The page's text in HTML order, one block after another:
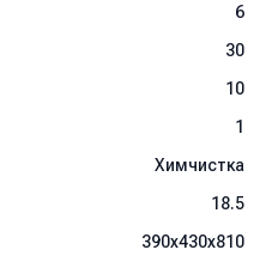
6
30
10
1
Химчистка
18.5
390x430x810